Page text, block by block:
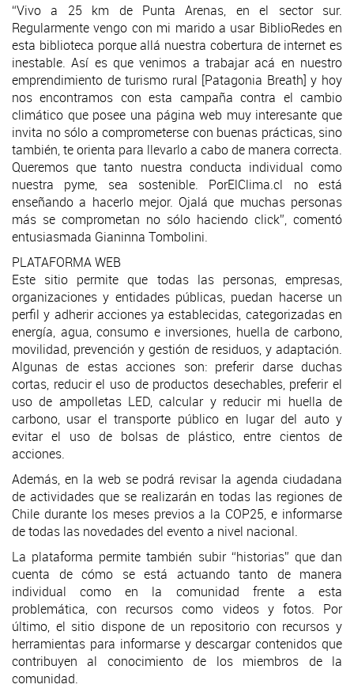
“Vivo a 25 km de Punta Arenas, en el sector sur.
Regularmente vengo con mi marido a usar BiblioRedes en
esta biblioteca porque allá nuestra cobertura de internet es
inestable. Así es que venimos a trabajar acá en nuestro
emprendimiento de turismo rural [Patagonia Breath] y hoy
nos encontramos con esta campaña contra el cambio
climático que posee una página web muy interesante que
invita no sólo a comprometerse con buenas prácticas, sino
también, te orienta para llevarlo a cabo de manera correcta.
Queremos que tanto nuestra conducta individual como
nuestra pyme, sea sostenible. PorElClima.cl no está
enseñando a hacerlo mejor. Ojalá que muchas personas
más se comprometan no sólo haciendo click”, comentó
entusiasmada Gianinna Tombolini.
PLATAFORMA WEB
Este sitio permite que todas las personas, empresas,
organizaciones y entidades públicas, puedan hacerse un
perfil y adherir acciones ya establecidas, categorizadas en
energía, agua, consumo e inversiones, huella de carbono,
movilidad, prevención y gestión de residuos, y adaptación.
Algunas de estas acciones son: preferir darse duchas
cortas, reducir el uso de productos desechables, preferir el
uso de ampolletas LED, calcular y reducir mi huella de
carbono, usar el transporte público en lugar del auto y
evitar el uso de bolsas de plástico, entre cientos de
acciones.
Además, en la web se podrá revisar la agenda ciudadana
de actividades que se realizarán en todas las regiones de
Chile durante los meses previos a la COP25, e informarse
de todas las novedades del evento a nivel nacional.
La plataforma permite también subir “historias” que dan
cuenta de cómo se está actuando tanto de manera
individual como en la comunidad frente a esta
problemática, con recursos como videos y fotos. Por
último, el sitio dispone de un repositorio con recursos y
herramientas para informarse y descargar contenidos que
contribuyen al conocimiento de los miembros de la
comunidad.